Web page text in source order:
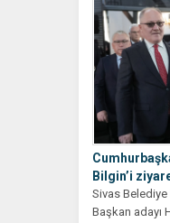
Bilgin’i
Sivas Belediye
Başkan adayı